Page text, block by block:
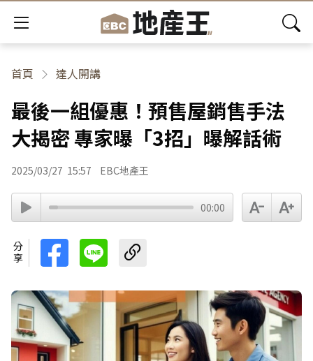
首頁 達人開講
最後一組優惠！預售屋銷售手法
大揭密 專家曝「3招」曝解話術
2025/03/27 15:57 EBC地產王
00:00
分享